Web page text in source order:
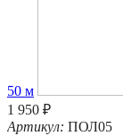
50 м
1 950 ₽
Артикул: ПОЛ05